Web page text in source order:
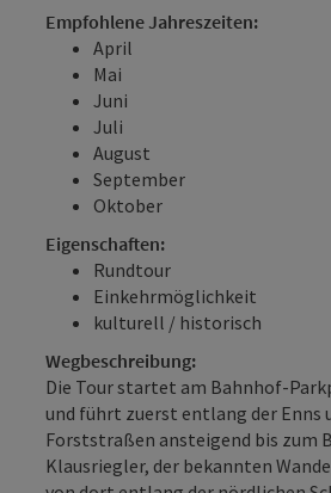
Empfohlene Jahreszeiten:
April
Mai
Juni
Juli
August
September
Oktober
Eigenschaften:
Rundtour
Einkehrmöglichkeit
kulturell / historisch
Wegbeschreibung:
Die Tour startet am Bahnhof-
und führt zuerst entlang der Enns
Forststraßen ansteigend bis zum
Klausriegler, der bekannten